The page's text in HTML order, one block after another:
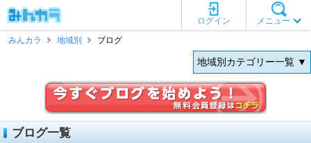
メニュー
ログイン
みんカラ
地域別 ブログ
地域別カテゴリー一覧 ▼
ブログ一覧